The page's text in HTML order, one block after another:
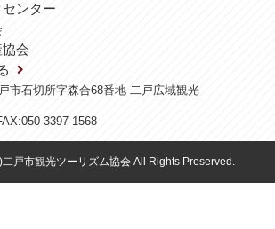
ンター
会
市石切所字森合68番地 二戸広域観光
3397-1568
戸市観光ツーリズム協会 All Rights Preserved.